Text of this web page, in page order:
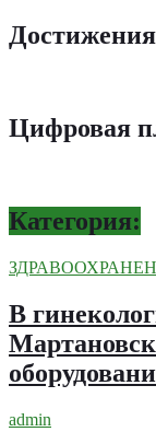
Цифровая
Категория:
В
admin